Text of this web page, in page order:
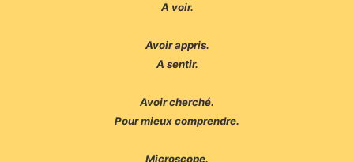
A voir.
Avoir appris.
A sentir.
Avoir cherché.
Pour mieux comprendre.
Microscope.